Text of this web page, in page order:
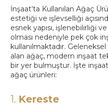
İnşaat’ta Kullanılan Ağaç
estetiği ve işlevselliği
esnek yapısı, işlenebilirliği
olması nedeniyle pek çok
kullanılmaktadır.
alan ağaç, modern inşaat
bir yer bulmuştur. İşte inşaat
ağaç ürünleri:
1. Kereste